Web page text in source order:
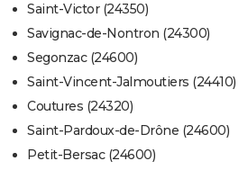
Saint-Victor (24350)
Savignac-de-Nontron (24300)
Segonzac (24600)
Saint-Vincent-Jalmoutiers (24410)
Coutures (24320)
Saint-Pardoux-de-Drône (24600)
Petit-Bersac (24600)